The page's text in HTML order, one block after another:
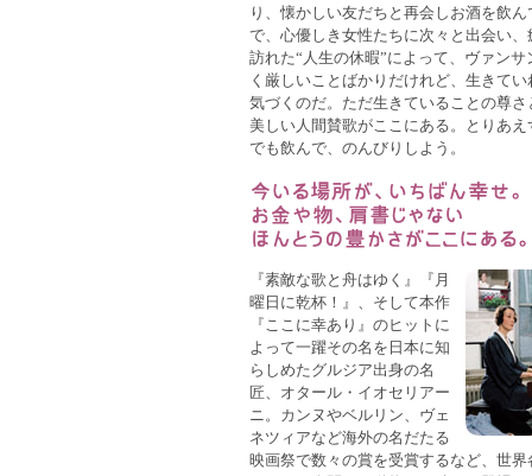
り、懐かしい友だちと再会しお酒を飲
で、心優しき女性たちに次々と出会い
訪れた“人生の休暇”によって、ヴァン
く厳しいことばかりだけれど、生きて
気づくのだ。ただ生きていることの尊
美しい人間賛歌がここにある。とりあ
でも飲んで、のんびりしよう。
『素敵な歌と舟はゆく』『月
曜日に乾杯！』、そして本作
『ここに幸あり』のヒットに
よって一躍その名を日本に知
らしめたグルジア出身の名
匠、オタール・イオセリアー
ニ。カンヌやベルリン、ヴェ
ネツィアなど海外の名だたる
映画祭で数々の賞を受賞するなど、世